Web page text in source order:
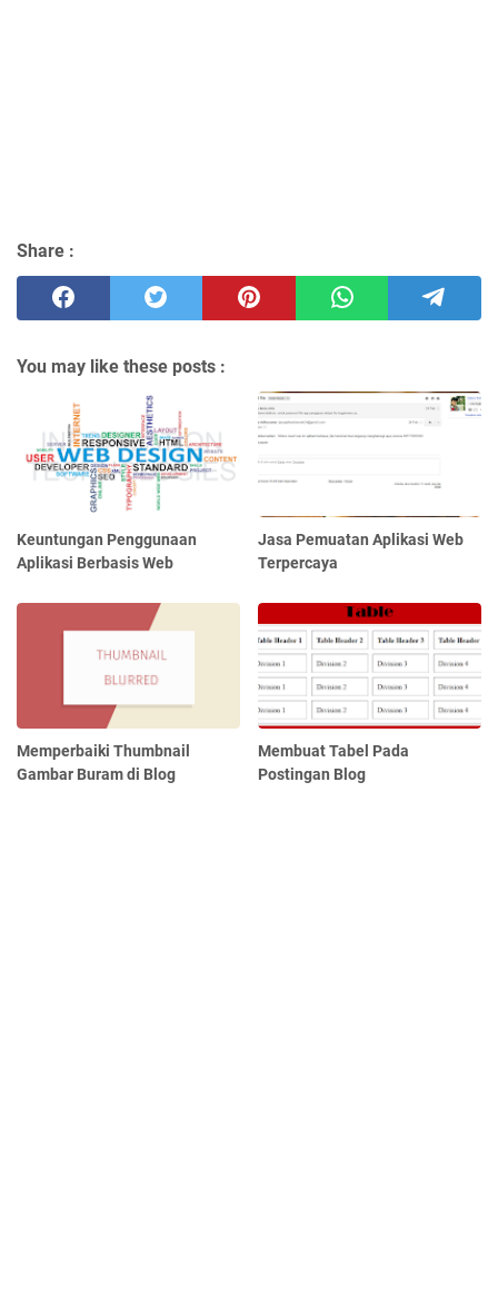
Share :
You may like these posts :
Keuntungan Penggunaan
Aplikasi Berbasis Web
Jasa Pemuatan Aplikasi Web
Terpercaya
Memperbaiki Thumbnail
Gambar Buram di Blog
Membuat Tabel Pada
Postingan Blog